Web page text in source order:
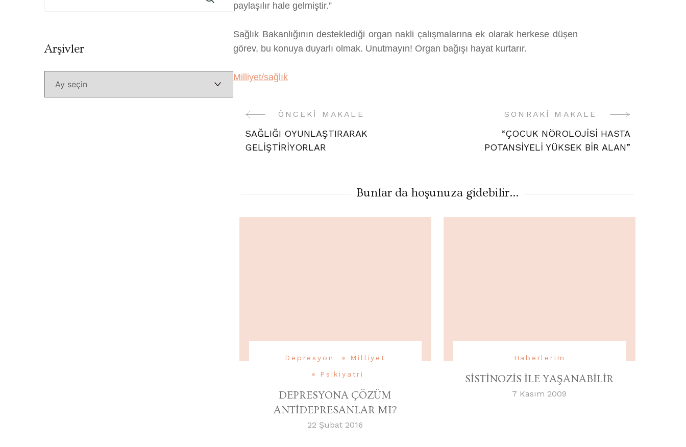
paylaşılır hale gelmiştir.”
Sağlık Bakanlığının desteklediği organ nakli çalışmalarına ek olarak herkese düşen
görev, bu konuya duyarlı olmak. Unutmayın! Organ bağışı hayat kurtarır.
Milliyet/sağlık
Yazı
Gezinme
ÖNCEKI MAKALE
SAĞLIĞI OYUNLAŞTIRARAK
GELİŞTİRİYORLAR
SONRAKI MAKALE
“ÇOCUK NÖROLOJİSİ HASTA
POTANSİYELİ YÜKSEK BİR ALAN”
Bunlar da hoşunuza gidebilir...
Depresyon
Milliyet
Psikiyatri
DEPRESYONA ÇÖZÜM
ANTİDEPRESANLAR MI?
22 Şubat 2016
Haberlerim
SİSTİNOZİS İLE YAŞANABİLİR
7 Kasım 2009
ArşivlerArşivler